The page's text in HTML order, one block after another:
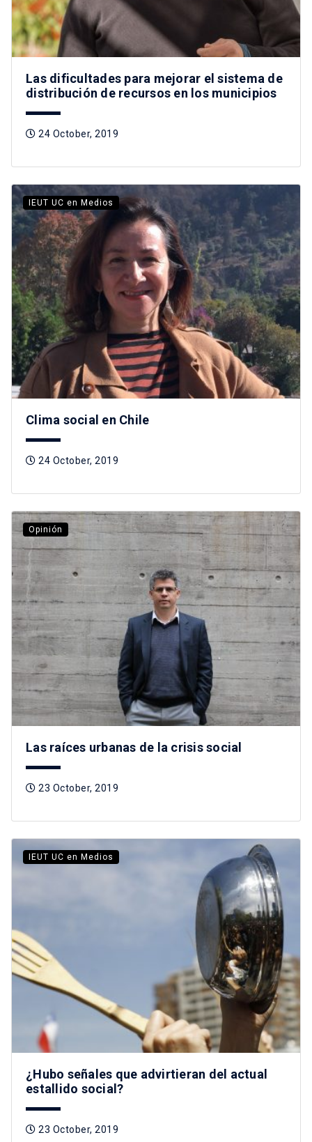
Las dificultades para mejorar el sistema de
distribución de recursos en los municipios
24 October, 2019
IEUT UC en Medios
Clima social en Chile
24 October, 2019
Opinión
Las raíces urbanas de la crisis social
23 October, 2019
IEUT UC en Medios
¿Hubo señales que advirtieran del actual
estallido social?
23 October, 2019